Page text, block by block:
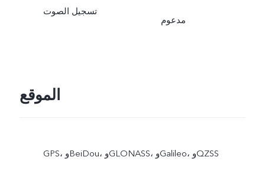
تسجيل الصوت
مدعوم
الموقع
GPS، وBeiDou، وGLONASS، وGalileo، وQZSS